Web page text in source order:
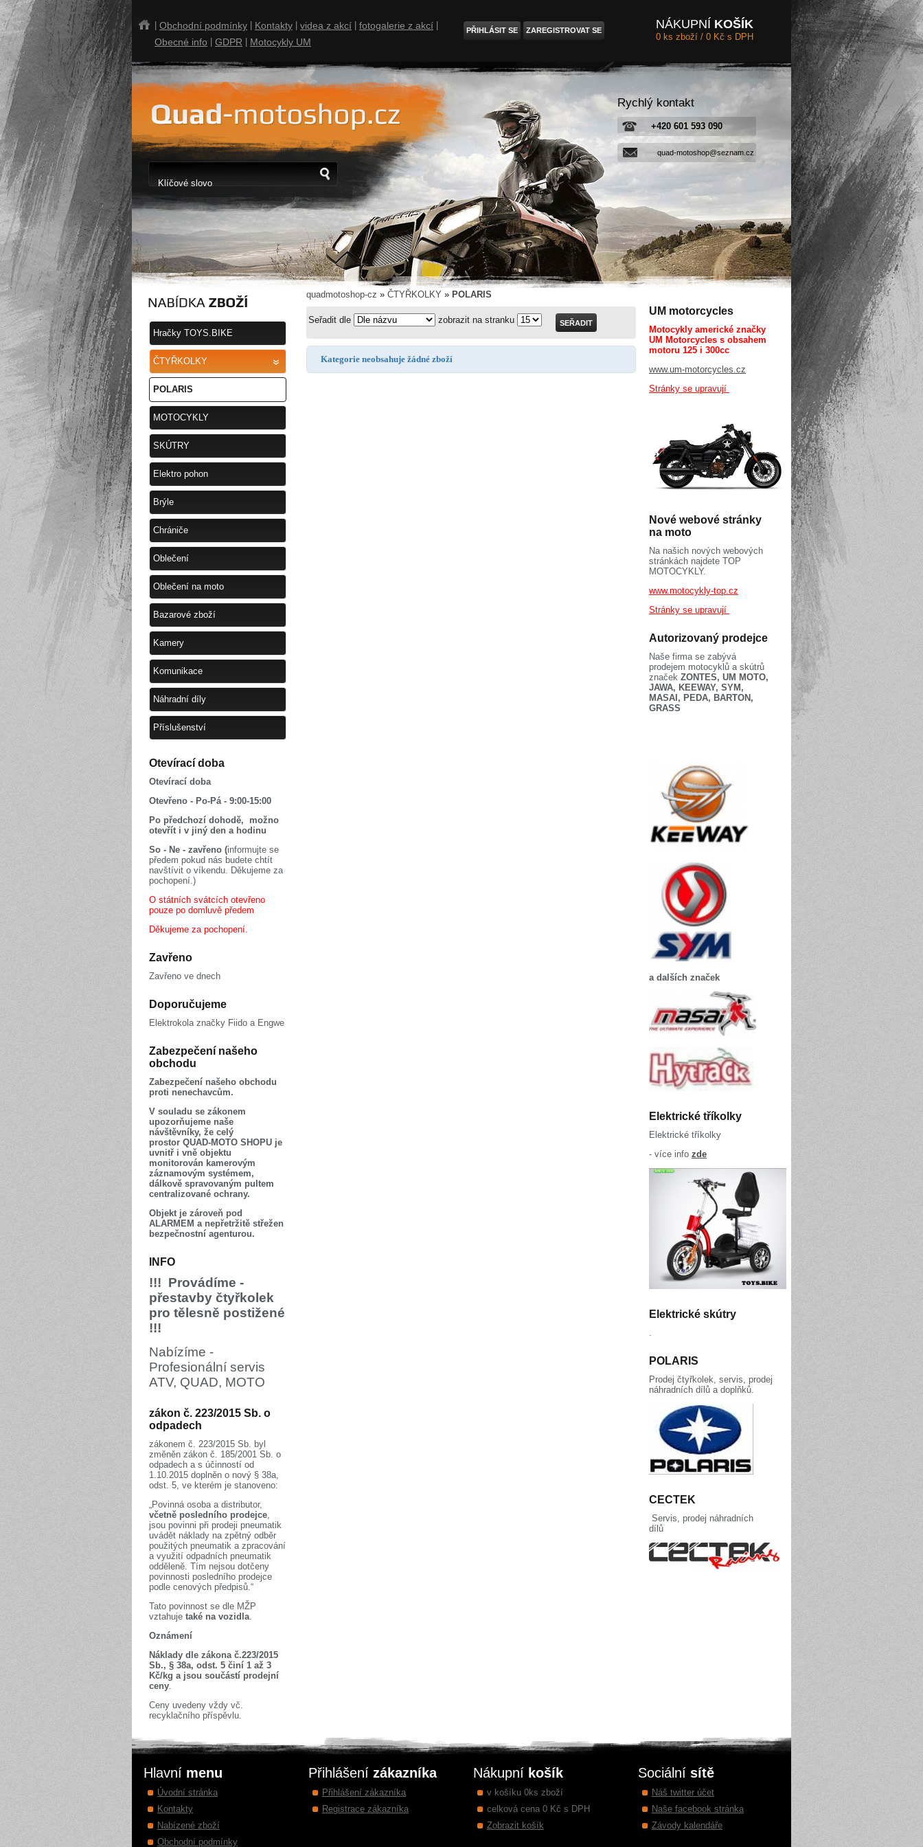
Obchodní podmínky Kontakty videa z akcí fotogalerie z akcí
Obecné info GDPR Motocykly UM
PŘIHLÁSIT SE ZAREGISTROVAT SE NÁKUPNÍ KOŠÍK
0 ks zboží / 0 Kč s DPH
Rychlý kontakt
+420 601 593 090
quad-motoshop@seznam.cz
Hračky TOYS.BIKE
ČTYŘKOLKY
POLARIS
MOTOCYKLY
SKÚTRY
Elektro pohon
Brýle
Chrániče
Oblečení
Oblečení na moto
Bazarové zboží
Kamery
Komunikace
Náhradní díly
Příslušenství
Otevírací doba
Otevírací doba
Otevřeno - Po-Pá - 9:00-15:00
Po předchozí dohodě, možno
otevřít i v jiný den a hodinu
So - Ne - zavřeno (informujte se
předem pokud nás budete chtít
navštívit o víkendu. Děkujeme za
pochopení.)
O státních svátcích otevřeno
pouze po domluvě předem
Děkujeme za pochopení.
Zavřeno
Zavřeno ve dnech
Doporučujeme
Elektrokola značky Fiido a Engwe
Zabezpečení našeho
obchodu
Zabezpečení našeho obchodu
proti nenechavcům.
V souladu se zákonem
upozorňujeme naše
návštěvníky, že celý
prostor QUAD-MOTO SHOPU je
uvnitř i vně objektu
monitorován kamerovým
záznamovým systémem,
dálkově spravovaným pultem
centralizované ochrany.
Objekt je zároveň pod
ALARMEM a nepřetržitě střežen
bezpečnostní agenturou.
INFO
!!! Provádíme -
přestavby čtyřkolek
pro tělesně postižené
!!!
Nabízíme -
Profesionální servis
ATV, QUAD, MOTO
zákon č. 223/2015 Sb. o
odpadech
zákonem č. 223/2015 Sb. byl
změněn zákon č. 185/2001 Sb. o
odpadech a s účinností od
1.10.2015 doplněn o nový § 38a,
odst. 5, ve kterém je stanoveno:
„Povinná osoba a distributor,
včetně posledního prodejce,
jsou povinni při prodeji pneumatik
uvádět náklady na zpětný odběr
použitých pneumatik a zpracování
a využití odpadních pneumatik
odděleně. Tím nejsou dotčeny
povinnosti posledního prodejce
podle cenových předpisů.“
Tato povinnost se dle MŽP
vztahuje také na vozidla.
Oznámení
Náklady dle zákona č.223/2015
Sb., § 38a, odst. 5 činí 1 až 3
Kč/kg a jsou součástí prodejní
ceny.
Ceny uvedeny vždy vč.
recyklačního příspěvlu.
quadmotoshop-cz » ČTYŘKOLKY » POLARIS
Seřadit dle zobrazit na stranku
Kategorie neobsahuje žádné zboží
UM motorcycles
Motocykly americké značky
UM Motorcycles s obsahem
motoru 125 i 300cc
www.um-motorcycles.cz
Stránky se upravují
Nové webové stránky
na moto
Na našich nových webových
stránkách najdete TOP
MOTOCYKLY.
www.motocykly-top.cz
Stránky se upravují
Autorizovaný prodejce
Naše firma se zabývá
prodejem motocyklů a skútrů
značek ZONTES, UM MOTO,
JAWA, KEEWAY, SYM,
MASAI, PEDA, BARTON,
GRASS
a dalších značek
Elektrické tříkolky
Elektrické tříkolky
- více info zde
Elektrické skútry
.
POLARIS
Prodej čtyřkolek, servis, prodej
náhradních dílů a doplňků.
CECTEK
Servis, prodej náhradních
dílů
Hlavní menu
Úvodní stránka
Kontakty
Nabízené zboží
Obchodní podmínky
Přihlášení zákazníka
Přihlášení zákazníka
Registrace zákazníka
Nákupní košík
v košíku 0ks zboží
celková cena 0 Kč s DPH
Zobrazit košík
Sociální sítě
Náš twitter účet
Naše facebook stránka
Závody kalendáře